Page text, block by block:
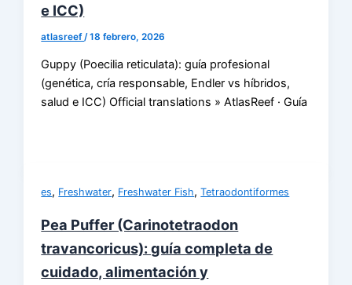
e ICC)
atlasreef /18 febrero, 2026
Guppy (Poecilia reticulata): guía profesional
(genética, cría responsable, Endler vs híbridos,
salud e ICC) Official translations » AtlasReef · Guía
es, Freshwater, Freshwater Fish,Tetraodontiformes
Pea Puffer (Carinotetraodon
travancoricus): guía completa de
cuidado, alimentación y